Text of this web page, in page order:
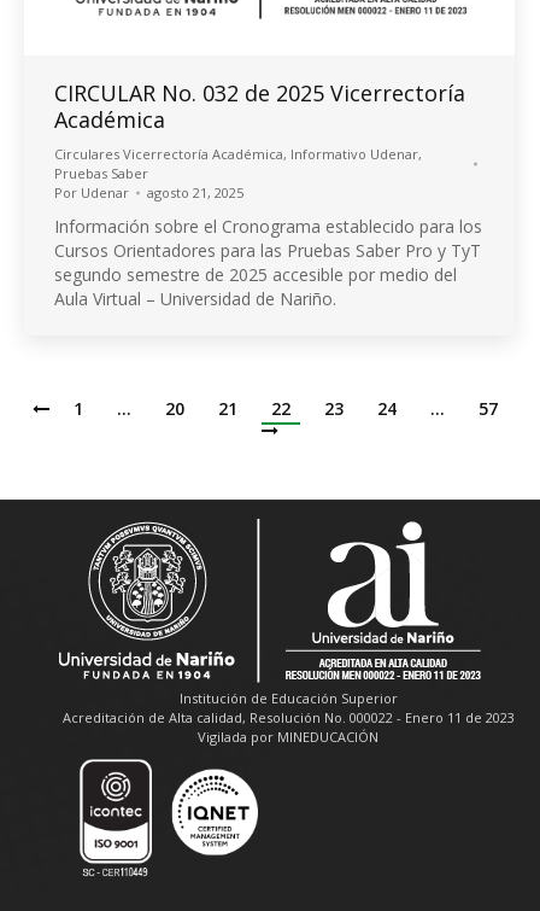
CIRCULAR No. 032 de 2025 Vicerrectoría
Académica
Circulares Vicerrectoría Académica, Informativo Udenar,
Pruebas Saber
Por Udenar agosto 21, 2025
Información sobre el Cronograma establecido para los
Cursos Orientadores para las Pruebas Saber Pro y TyT
segundo semestre de 2025 accesible por medio del
Aula Virtual – Universidad de Nariño.
1 … 20 21 22 23 24 … 57
Institución de Educación Superior
Acreditación de Alta calidad, Resolución No. 000022 - Enero 11 de 2023
Vigilada por MINEDUCACIÓN